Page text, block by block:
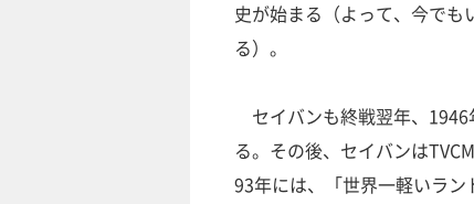
史が始まる（よって、今で
る）。
セイバンも終戦翌年、
る。その後、セイバンは
93年には、「世界一軽いラ